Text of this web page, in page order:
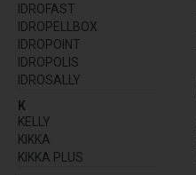
IDROFAST
IDROPELLBOX
IDROPOINT
IDROPOLIS
IDROSALLY
K
KELLY
KIKKA
KIKKA PLUS